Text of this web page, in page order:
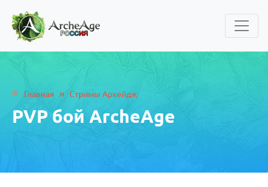
Главная » Стримы Архейдж
PVP бой ArcheAge